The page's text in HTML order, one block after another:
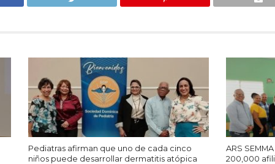
Pediatras afirman que uno de cada cinco
niños puede desarrollar dermatitis atópica
ARS
200,000